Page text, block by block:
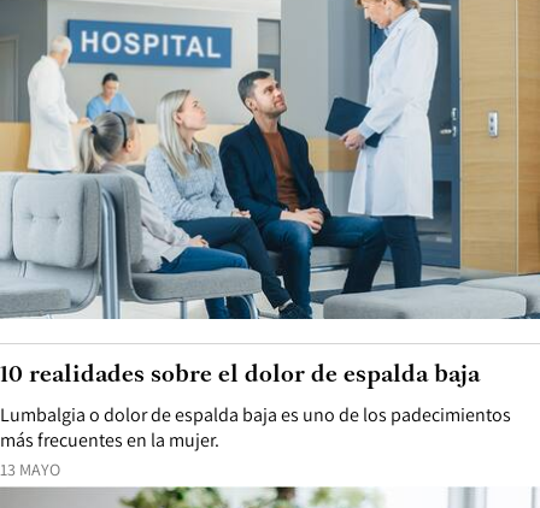
13 MAYO
Lumbalgia o dolor de espalda baja es uno de los padecimientos
más frecuentes en la mujer.
10 realidades sobre el dolor de espalda baja